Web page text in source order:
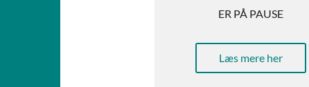
ER PÅ PAUSE
Læs mere her